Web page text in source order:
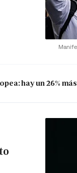
hay un 26%